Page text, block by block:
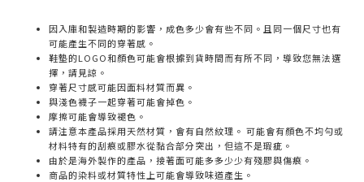
因入庫和製造時期的影響，成色多少會有些不同。且同一個尺寸也有
可能產生不同的穿著感。
鞋墊的LOGO和顏色可能會根據到貨時間而有所不同，導致您無法選
擇，請見諒。
穿著尺寸感可能因面料材質而異。
與淺色襪子一起穿著可能會掉色。
摩擦可能會導致褪色。
請注意本產品採用天然材質，會有自然紋理。 可能會有顏色不均勻或
材料特有的刮痕或膠水從黏合部分突出，但這不是瑕疵。
由於是海外製作的產品，接著面可能多多少少有殘膠與傷痕。
商品的染料或材質特性上可能會導致味道產生。